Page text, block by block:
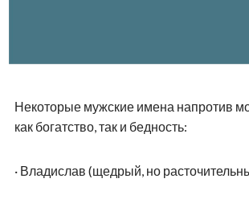
Некоторые мужские имена напротив
как богатство, так и бедность:
· Владислав (щедрый, но